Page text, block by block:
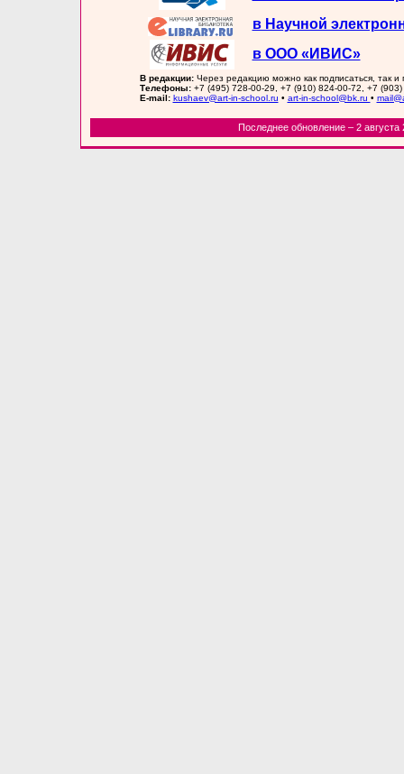
в Научной
в ООО «ИВИС»
В редакции:Через редакцию можно как подписаться, так
Телефоны:+7 (495) 728-00-29, +7 (910) 824-00-72, +7
E-mail: kushaev@art-in-school.ru • art-in-school@bk.ru •
Последнее обновление – 2 августа